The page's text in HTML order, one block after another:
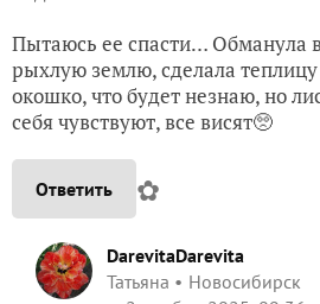
Пытаюсь ее спасти… Обманула
рыхлую землю, сделала
окошко, что будет незнаю, но
себя чувствуют, все висят🥺
Ответить ✿
DarevitaDarevita
Татьяна
Новосибирск